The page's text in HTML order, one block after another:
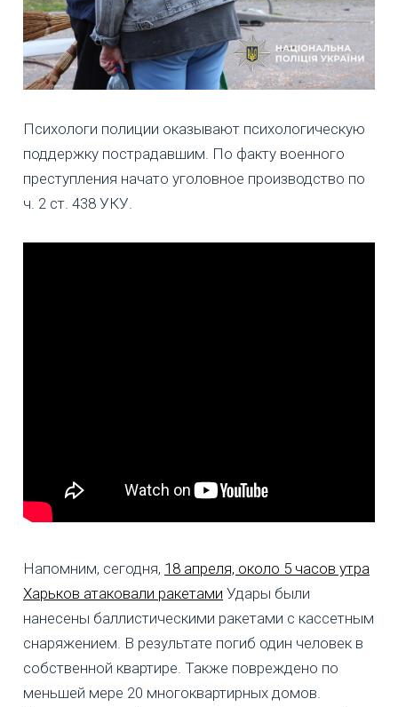
Психологи полиции оказывают психологическую
поддержку пострадавшим. По факту военного
преступления начато уголовное производство по
ч. 2 ст. 438 УКУ.
Напомним, сегодня, 18 апреля, около 5 часов утра
Харьков атаковали ракетами Удары были
нанесены баллистическими ракетами с кассетным
снаряжением. В результате погиб один человек в
собственной квартире. Также повреждено по
меньшей мере 20 многоквартирных домов.